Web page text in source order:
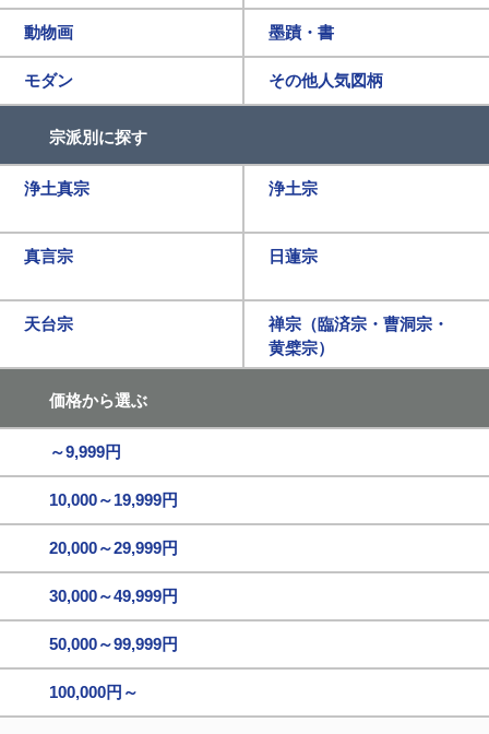
動物画 墨蹟・書
モダン その他人気図柄
宗派別に探す
浄土真宗 浄土宗
真言宗 日蓮宗
天台宗
禅宗（臨済宗・曹洞宗・
黄檗宗）
価格から選ぶ
～9,999円
10,000～19,999円
20,000～29,999円
30,000～49,999円
50,000～99,999円
100,000円～